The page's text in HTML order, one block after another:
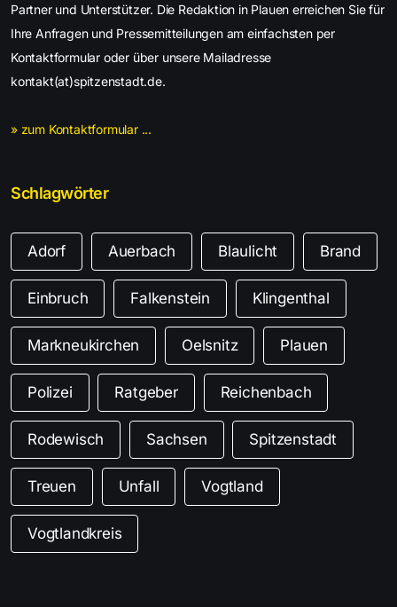
Partner und Unterstützer. Die Redaktion in Plauen erreichen Sie für
Ihre Anfragen und Pressemitteilungen am einfachsten per
Kontaktformular oder über unsere Mailadresse
kontakt(at)spitzenstadt.de.
» zum Kontaktformular ...
Schlagwörter
Adorf Auerbach Blaulicht Brand
Einbruch Falkenstein Klingenthal
Markneukirchen Oelsnitz Plauen
Polizei Ratgeber Reichenbach
Rodewisch Sachsen Spitzenstadt
Treuen Unfall Vogtland
Vogtlandkreis